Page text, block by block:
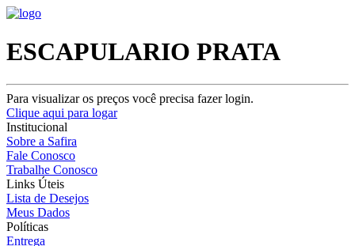
ESCAPULARIO PRATA
Para visualizar os preços você precisa fazer login.
Clique aqui para logar
Institucional
Sobre a Safira
Fale Conosco
Trabalhe Conosco
Links Úteis
Lista de Desejos
Meus Dados
Políticas
Entrega